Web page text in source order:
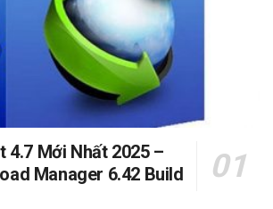
4.7 Mới Nhất 2025 –
Manager 6.42 Build